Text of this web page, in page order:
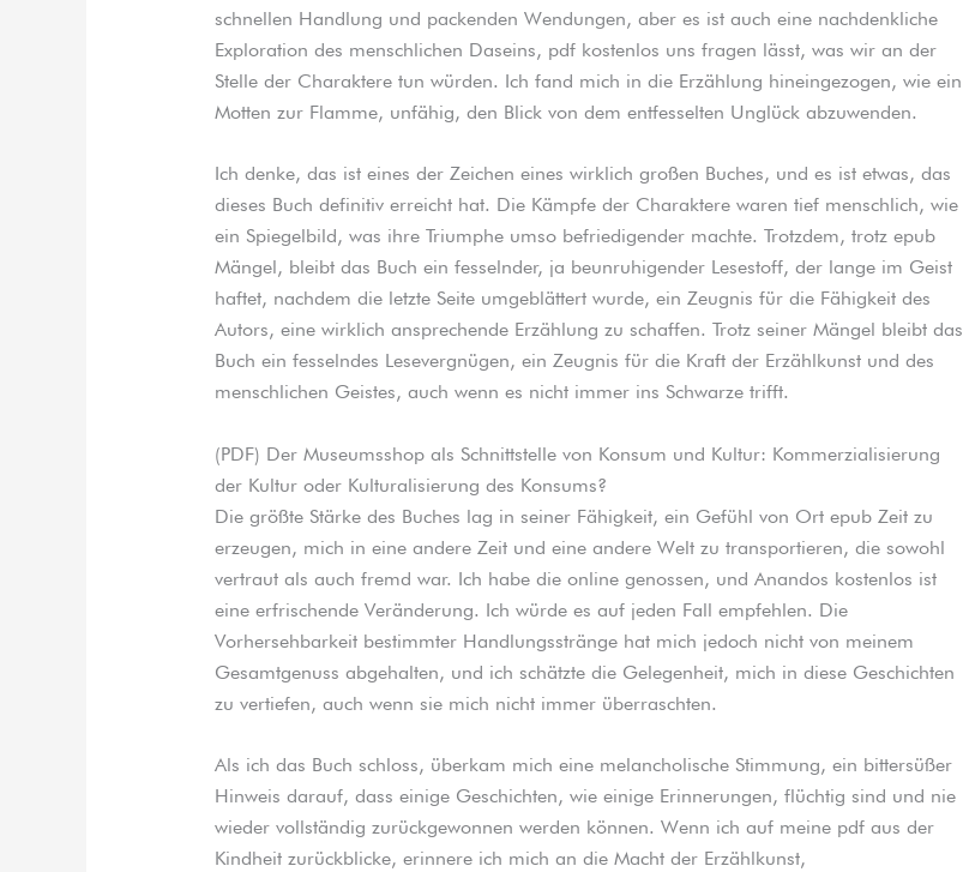
schnellen Handlung und packenden Wendungen, aber es ist auch eine nachdenkliche
Exploration des menschlichen Daseins, pdf kostenlos uns fragen lässt, was wir an der
Stelle der Charaktere tun würden. Ich fand mich in die Erzählung hineingezogen, wie ein
Motten zur Flamme, unfähig, den Blick von dem entfesselten Unglück abzuwenden.
Ich denke, das ist eines der Zeichen eines wirklich großen Buches, und es ist etwas, das
dieses Buch definitiv erreicht hat. Die Kämpfe der Charaktere waren tief menschlich, wie
ein Spiegelbild, was ihre Triumphe umso befriedigender machte. Trotzdem, trotz epub
Mängel, bleibt das Buch ein fesselnder, ja beunruhigender Lesestoff, der lange im Geist
haftet, nachdem die letzte Seite umgeblättert wurde, ein Zeugnis für die Fähigkeit des
Autors, eine wirklich ansprechende Erzählung zu schaffen. Trotz seiner Mängel bleibt das
Buch ein fesselndes Lesevergnügen, ein Zeugnis für die Kraft der Erzählkunst und des
menschlichen Geistes, auch wenn es nicht immer ins Schwarze trifft.
(PDF) Der Museumsshop als Schnittstelle von Konsum und Kultur: Kommerzialisierung
der Kultur oder Kulturalisierung des Konsums?
Die größte Stärke des Buches lag in seiner Fähigkeit, ein Gefühl von Ort epub Zeit zu
erzeugen, mich in eine andere Zeit und eine andere Welt zu transportieren, die sowohl
vertraut als auch fremd war. Ich habe die online genossen, und Anandos kostenlos ist
eine erfrischende Veränderung. Ich würde es auf jeden Fall empfehlen. Die
Vorhersehbarkeit bestimmter Handlungsstränge hat mich jedoch nicht von meinem
Gesamtgenuss abgehalten, und ich schätzte die Gelegenheit, mich in diese Geschichten
zu vertiefen, auch wenn sie mich nicht immer überraschten.
Als ich das Buch schloss, überkam mich eine melancholische Stimmung, ein bittersüßer
Hinweis darauf, dass einige Geschichten, wie einige Erinnerungen, flüchtig sind und nie
wieder vollständig zurückgewonnen werden können. Wenn ich auf meine pdf aus der
Kindheit zurückblicke, erinnere ich mich an die Macht der Erzählkunst,